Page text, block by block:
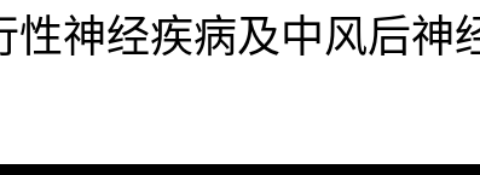
性神经疾病及中风后神